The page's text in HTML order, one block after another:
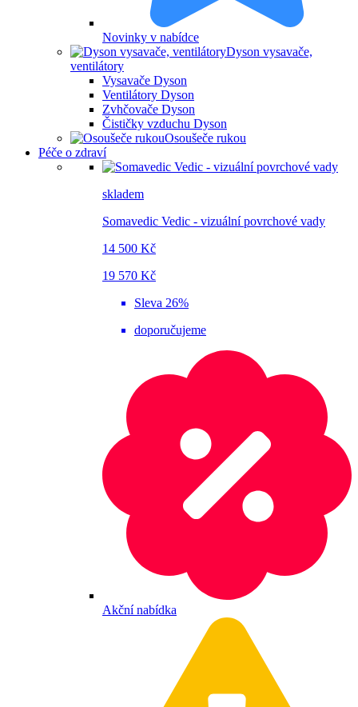
Novinky v nabídce
Dyson vysavače,
ventilátory
Vysavače Dyson
Ventilátory Dyson
Zvhčovače Dyson
Čističky vzduchu Dyson
Osoušeče rukou
Péče o zdraví
skladem
Somavedic Vedic - vizuální povrchové vady
14 500 Kč
19 570 Kč
Sleva 26%
doporučujeme
Akční nabídka